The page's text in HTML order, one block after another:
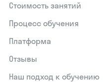
Стоимость занятий
Процесс обучения
Платформа
Отзывы
Наш подход к обучению